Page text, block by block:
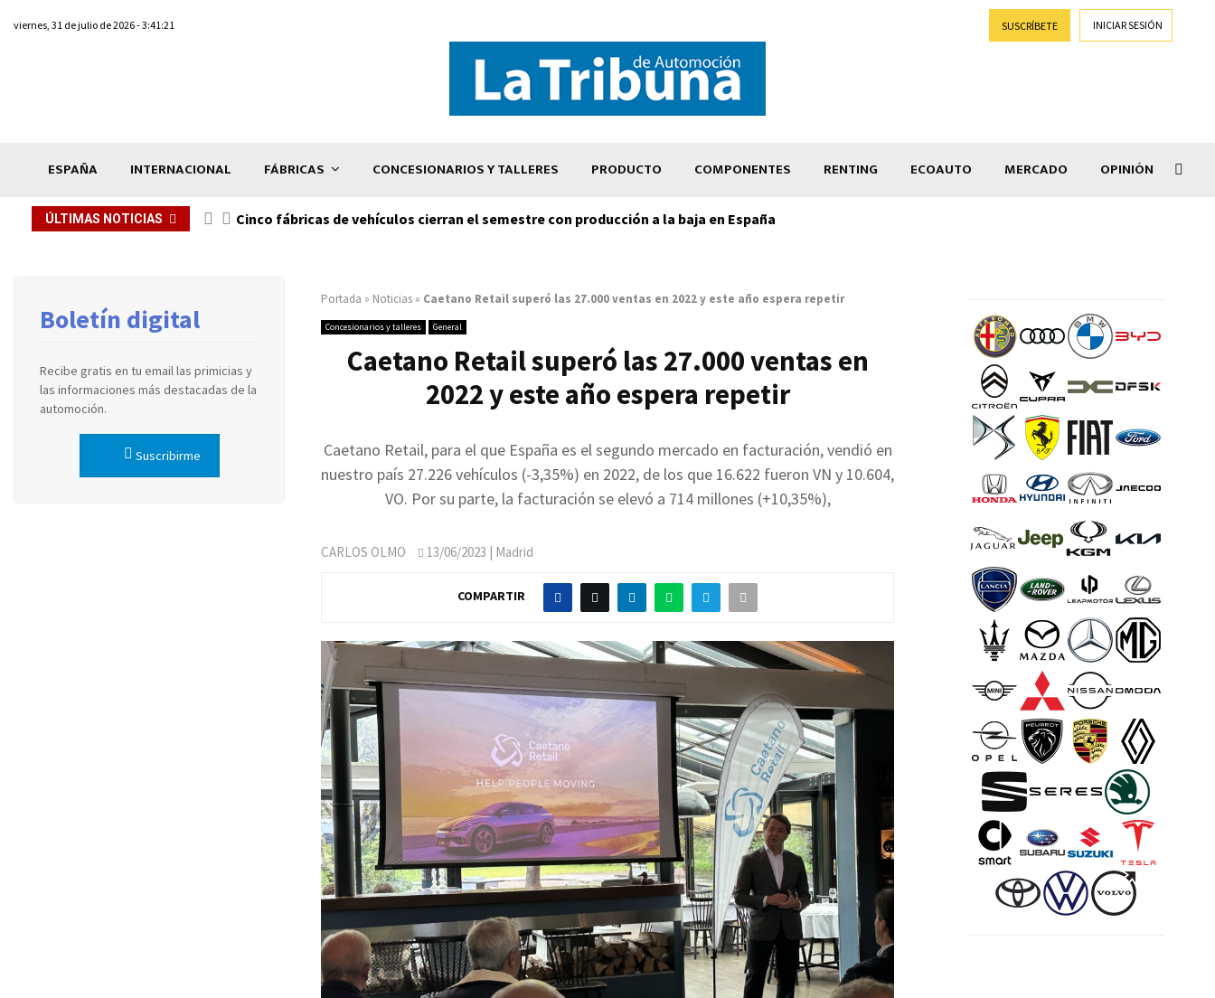
viernes, 31 de julio de 2026 - 3:41:21 SUSCRÍBETE INICIAR SESIÓN
ESPAÑA INTERNACIONAL FÁBRICAS CONCESIONARIOS Y TALLERES PRODUCTO COMPONENTES RENTING ECOAUTO MERCADO OPINIÓN
ÚLTIMAS NOTICIAS Cinco fábricas de vehículos cierran el semestre con producción a la baja en España
Portada » Noticias » Caetano Retail superó las 27.000 ventas en 2022 y este año espera repetir
Concesionarios y talleres General
Caetano Retail superó las 27.000 ventas en
2022 y este año espera repetir
Caetano Retail, para el que España es el segundo mercado en facturación, vendió en
nuestro país 27.226 vehículos (-3,35%) en 2022, de los que 16.622 fueron VN y 10.604,
VO. Por su parte, la facturación se elevó a 714 millones (+10,35%),
CARLOS OLMO 13/06/2023 | Madrid
COMPARTIR
Boletín digital
Recibe gratis en tu email las primicias y
las informaciones más destacadas de la
automoción.
Suscribirme